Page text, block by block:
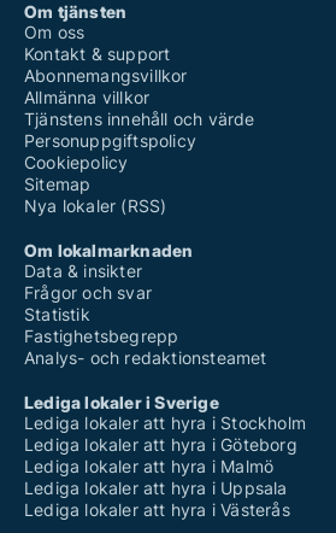
Om tjänsten
Om oss
Kontakt & support
Abonnemangsvillkor
Allmänna villkor
Tjänstens innehåll och värde
Personuppgiftspolicy
Cookiepolicy
Sitemap
Nya lokaler (RSS)
Om lokalmarknaden
Data & insikter
Frågor och svar
Statistik
Fastighetsbegrepp
Analys- och redaktionsteamet
Lediga lokaler i Sverige
Lediga lokaler att hyra i Stockholm
Lediga lokaler att hyra i Göteborg
Lediga lokaler att hyra i Malmö
Lediga lokaler att hyra i Uppsala
Lediga lokaler att hyra i Västerås